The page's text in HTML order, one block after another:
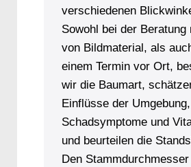
verschiedenen
Sowohl bei der Beratung
von Bildmaterial, als
einem Termin vor Ort,
wir die Baumart,
Einflüsse der Umgebung,
Schadsymptome und
und beurteilen die
Den